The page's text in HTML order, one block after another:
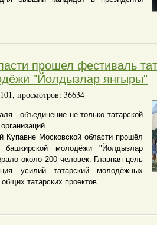
прошел фестиваль
"Йолдызлар янгыры"
просмотров: 36634
- объединение не только татарской
Московской области прошёл
башкирской молодёжи "Йолдызлар
около 200 человек. Главная цель
усилий татарский молодёжных
татарских проектов.